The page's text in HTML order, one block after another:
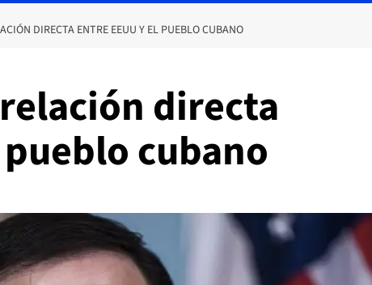
DIRECTA ENTRE EEUU Y EL PUEBLO CUBANO
directa
cubano